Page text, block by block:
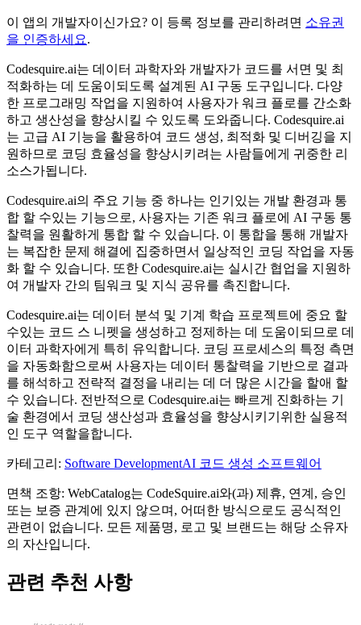
이 앱의 개발자이신가요? 이 등록 정보를 관리하려면 소유권
을 인증하세요.
Codesquire.ai는 데이터 과학자와 개발자가 코드를 서면 및 최
적화하는 데 도움이되도록 설계된 AI 구동 도구입니다. 다양
한 프로그래밍 작업을 지원하여 사용자가 워크 플로를 간소화
하고 생산성을 향상시킬 수 있도록 도와줍니다. Codesquire.ai
는 고급 AI 기능을 활용하여 코드 생성, 최적화 및 디버깅을 지
원하므로 코딩 효율성을 향상시키려는 사람들에게 귀중한 리
소스가됩니다.
Codesquire.ai의 주요 기능 중 하나는 인기있는 개발 환경과 통
합 할 수있는 기능으로, 사용자는 기존 워크 플로에 AI 구동 통
찰력을 원활하게 통합 할 수 있습니다. 이 통합을 통해 개발자
는 복잡한 문제 해결에 집중하면서 일상적인 코딩 작업을 자동
화 할 수 있습니다. 또한 Codesquire.ai는 실시간 협업을 지원하
여 개발자 간의 팀워크 및 지식 공유를 촉진합니다.
Codesquire.ai는 데이터 분석 및 기계 학습 프로젝트에 중요 할
수있는 코드 스 니펫을 생성하고 정제하는 데 도움이되므로 데
이터 과학자에게 특히 유익합니다. 코딩 프로세스의 특정 측면
을 자동화함으로써 사용자는 데이터 통찰력을 기반으로 결과
를 해석하고 전략적 결정을 내리는 데 더 많은 시간을 할애 할
수 있습니다. 전반적으로 Codesquire.ai는 빠르게 진화하는 기
술 환경에서 코딩 생산성과 효율성을 향상시키기위한 실용적
인 도구 역할을합니다.
카테고리 : Software DevelopmentAI 코드 생성 소프트웨어
면책 조항: WebCatalog는 CodeSquire.ai와(과) 제휴, 연계, 승인
또는 보증 관계에 있지 않으며, 어떠한 방식으로도 공식적인
관련이 없습니다. 모든 제품명, 로고 및 브랜드는 해당 소유자
의 자산입니다.
관련 추천 사항